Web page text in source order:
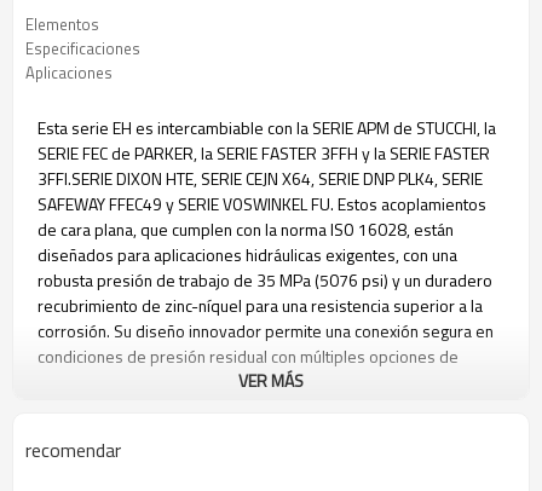
Elementos
Especificaciones
Aplicaciones
Esta serie EH es intercambiable con la SERIE APM de STUCCHI, la
SERIE FEC de PARKER, la SERIE FASTER 3FFH y la SERIE FASTER
3FFI.SERIE DIXON HTE, SERIE CEJN X64, SERIE DNP PLK4, SERIE
SAFEWAY FFEC49 y SERIE VOSWINKEL FU. Estos acoplamientos
de cara plana, que cumplen con la norma ISO 16028, están
diseñados para aplicaciones hidráulicas exigentes, con una
robusta presión de trabajo de 35 MPa (5076 psi) y un duradero
recubrimiento de zinc-níquel para una resistencia superior a la
corrosión. Su diseño innovador permite una conexión segura en
condiciones de presión residual con múltiples opciones de
Enchufe macho
VER MÁS
recomendar